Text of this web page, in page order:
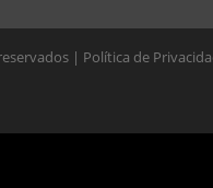
| Política de